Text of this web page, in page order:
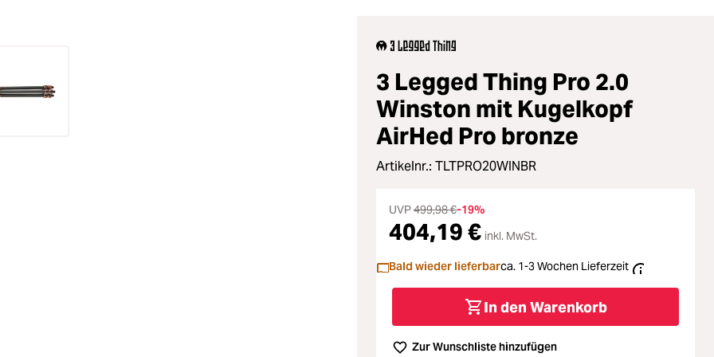
3 Legged Thing Pro 2.0
Winston mit Kugelkopf
AirHed Pro bronze
Artikelnr.: TLTPRO20WINBR
UVP499,98 €-19%
404,19 € inkl. MwSt.
Bald wieder lieferbarca. 1-3 Wochen Lieferzeit
In den Warenkorb
Zur Wunschliste hinzufügen